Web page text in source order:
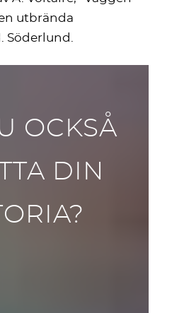
utbrända
Söderlund.
OCKSÅ
DIN